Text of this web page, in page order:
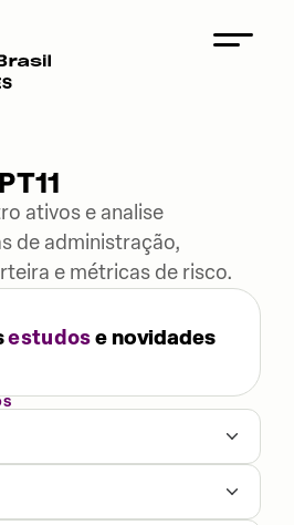
ativos e analise
de administração,
e métricas de risco.
estudose novidades